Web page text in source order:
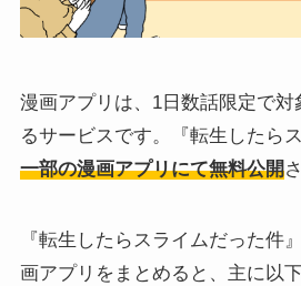
漫画アプリは、1日数話限定で
るサービスです。『転生したら
一部の漫画アプリにて無料公開
『転生したらスライムだった件
画アプリをまとめると、主に以